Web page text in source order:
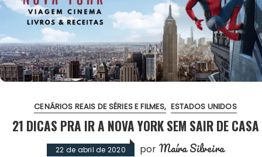
CENÁRIOS REAIS DE SÉRIES E FILMES ESTADOS UNIDOS
21 DICAS PRA IR A NOVA YORK SEM SAIR DE CASA
22 de abril de 2020 por Maíra Silveira